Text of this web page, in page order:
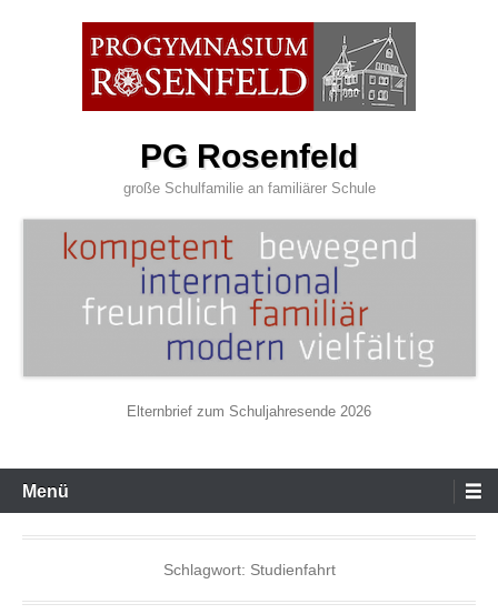
PG Rosenfeld
große Schulfamilie an familiärer Schule
Elternbrief zum Schuljahresende 2026
Primäres
Menü
Menü
Schlagwort: Studienfahrt